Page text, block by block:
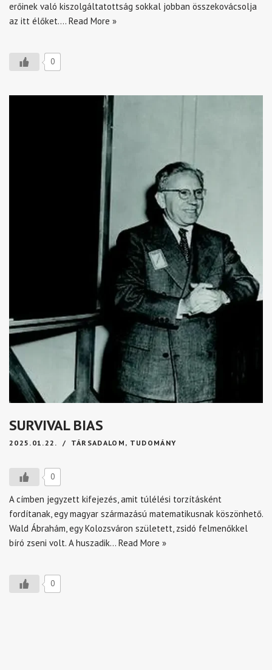
erőinek való kiszolgáltatottság sokkal jobban összekovácsolja
az itt élőket.… Read More »
0
SURVIVAL BIAS
2025.01.22. TÁRSADALOM , TUDOMÁNY
0
A címben jegyzett kifejezés, amit túlélési torzításként
fordítanak, egy magyar származású matematikusnak köszönhető.
Wald Ábrahám, egy Kolozsváron született, zsidó felmenőkkel
bíró zseni volt. A huszadik… Read More »
0